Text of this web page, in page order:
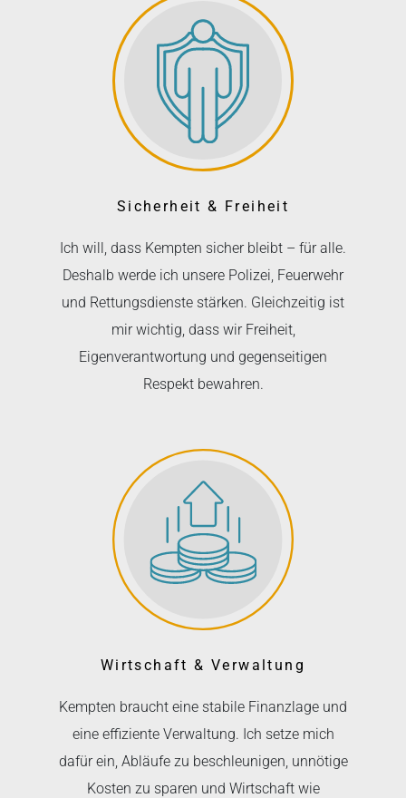
Sicherheit & Freiheit
Ich will, dass Kempten sicher bleibt – für alle.
Deshalb werde ich unsere Polizei, Feuerwehr
und Rettungsdienste stärken. Gleichzeitig ist
mir wichtig, dass wir Freiheit,
Eigenverantwortung und gegenseitigen
Respekt bewahren.
Wirtschaft & Verwaltung
Kempten braucht eine stabile Finanzlage und
eine effiziente Verwaltung. Ich setze mich
dafür ein, Abläufe zu beschleunigen, unnötige
Kosten zu sparen und Wirtschaft wie